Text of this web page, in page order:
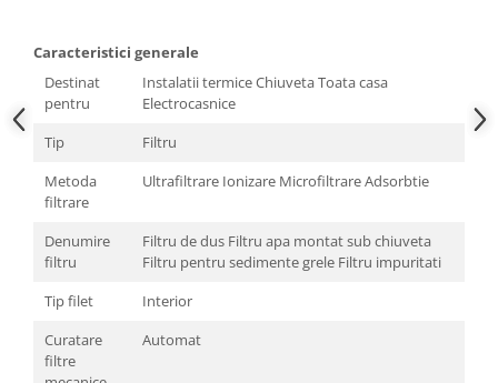
Caracteristici generale
Destinat
pentru
Instalatii termice Chiuveta Toata casa
Electrocasnice
Tip
Filtru
Metoda
filtrare
Ultrafiltrare Ionizare Microfiltrare Adsorbtie
Denumire
filtru
Filtru de dus Filtru apa montat sub chiuveta
Filtru pentru sedimente grele Filtru impuritati
Tip filet
Interior
Curatare
filtre
Automat